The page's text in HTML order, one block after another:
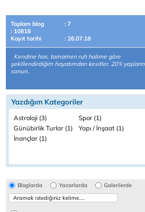
Toplam blog
: 7
: 10818
Kayıt tarihi
: 26.07.18
Kendine has, tamamen ruh halime göre
şekillendirdiğim hayatımdan kesitler. 20'li yaşların
sonun..
Yazdığım Kategoriler
Astroloji (3)
Spor (1)
Günübirlik Turlar (1)
Yapı / İnşaat (1)
İnançlar (1)
Bloglarda Yazarlarda Galerilerde